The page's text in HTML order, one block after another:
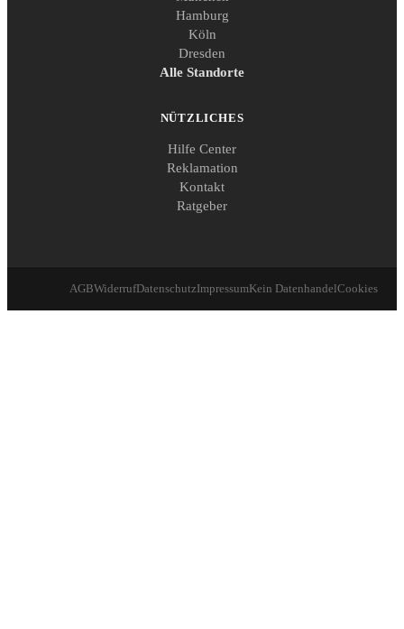
Hamburg
Köln
Dresden
Alle Standorte
NÜTZLICHES
Hilfe Center
Reklamation
Kontakt
Ratgeber
AGBWiderrufDatenschutzImpressumKein DatenhandelCookies